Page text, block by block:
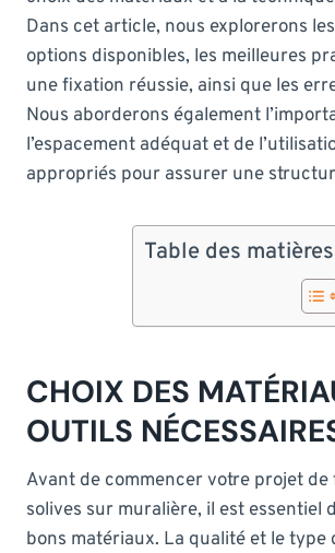
Dans cet article, nous explorerons
options disponibles, les meilleures
une fixation réussie, ainsi que les
Nous aborderons également
l’espacement adéquat et de
appropriés pour assurer une
Table des matières
CHOIX DES
OUTILS
Avant de commencer votre projet
solives sur muralière, il est essentiel
bons matériaux. La qualité et le type